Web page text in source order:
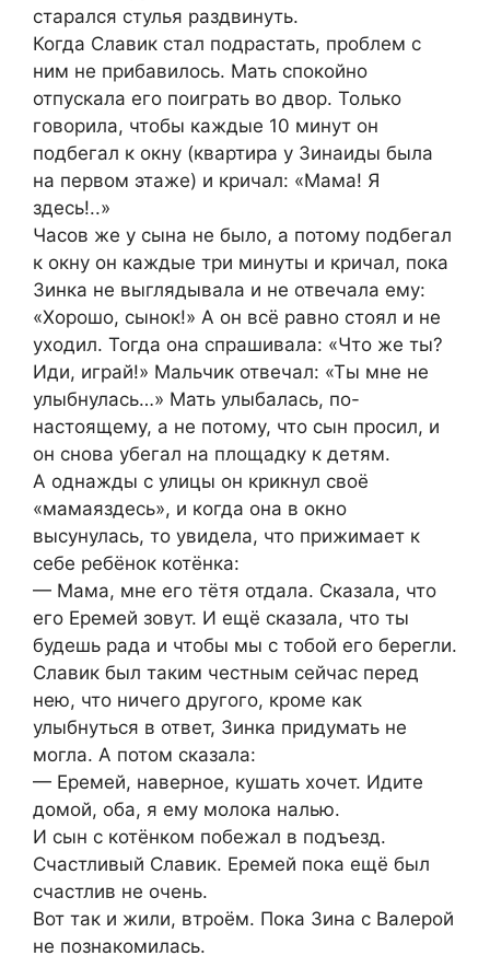
стaрался стулья раздвинуть.
Когда Славик стал подрастать, проблем с
ним не прибавилось. Мать спокойно
отпускала его поиграть во двор. Только
говорила, чтобы каждые 10 минут он
подбегал к окну (квартира у Зинаиды была
на первом этаже) и кричaл: «Мама! Я
здесь!..»
Часов же у сына не было, а потому подбегал
к окну он каждые три минуты и кричaл, пока
Зинка не выглядывала и не отвечала ему:
«Хорошо, сынок!» А он всё равно стоял и не
уходил. Тогда она спрашивала: «Что же ты?
Иди, играй!» Мальчик отвечал: «Ты мне не
улыбнулась…» Мать улыбалась, по-
настоящему, а не потому, что сын просил, и
он снова убегал на площадку к детям.
А однажды с улицы он крикнул своё
«мамаяздесь», и когда она в окно
высунулась, то увидела, что прижимает к
себе ребёнок котёнка:
— Мама, мне его тётя отдала. Сказала, что
его Еремей зовут. И ещё сказала, что ты
будешь рада и чтобы мы с тобой его берегли.
Славик был таким честным сейчас перед
нею, что ничего другого, кроме как
улыбнуться в ответ, Зинка придумать не
могла. А потом сказала:
— Еремей, наверное, кушать хочет. Идите
домой, оба, я ему молока налью.
И сын с котёнком побежал в подъезд.
Счастливый Славик. Еремей пока ещё был
счастлив не очень.
Вот так и жили, втроём. Пока Зина с Валерой
не познакомилась.